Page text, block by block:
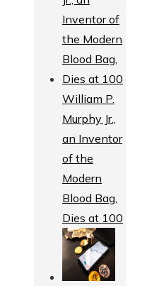
William P.
Murphy Jr.,
an Inventor
of the
Modern
Blood Bag,
Dies at 100